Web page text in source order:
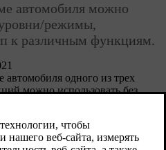
автомобиля можно
режимы,
к различным функциям.
автомобиля одного из трех
можно использовать без